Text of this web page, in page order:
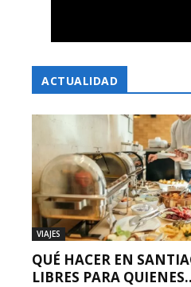
ACTUALIDAD
VIAJES
QUÉ HACER EN
LIBRES PARA